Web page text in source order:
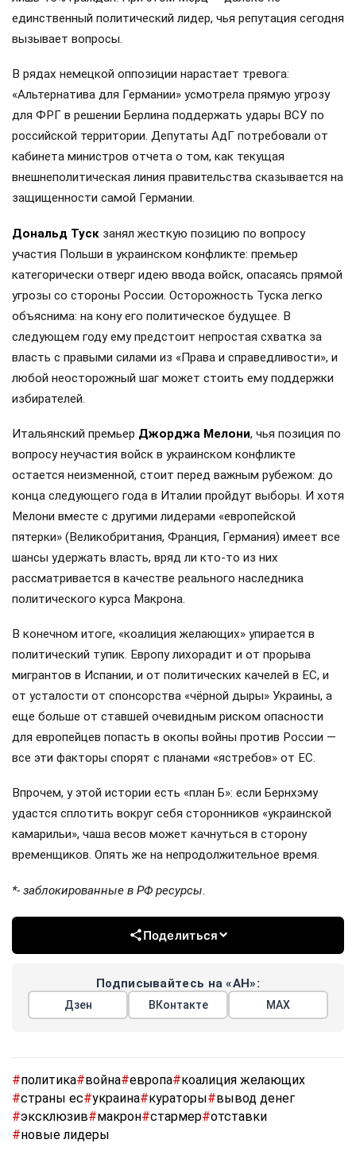
единственный политический лидер, чья репутация сегодня
вызывает вопросы.
В рядах немецкой оппозиции нарастает тревога:
«Альтернатива для Германии» усмотрела прямую угрозу
для ФРГ в решении Берлина поддержать удары ВСУ по
российской территории. Депутаты АдГ потребовали от
кабинета министров отчета о том, как текущая
внешнеполитическая линия правительства сказывается на
защищенности самой Германии.
Дональд Туск занял жесткую позицию по вопросу
участия Польши в украинском конфликте: премьер
категорически отверг идею ввода войск, опасаясь прямой
угрозы со стороны России. Осторожность Туска легко
объяснима: на кону его политическое будущее. В
следующем году ему предстоит непростая схватка за
власть с правыми силами из «Права и справедливости», и
любой неосторожный шаг может стоить ему поддержки
избирателей.
Итальянский премьер Джорджа Мелони, чья позиция по
вопросу неучастия войск в украинском конфликте
остается неизменной, стоит перед важным рубежом: до
конца следующего года в Италии пройдут выборы. И хотя
Мелони вместе с другими лидерами «европейской
пятерки» (Великобритания, Франция, Германия) имеет все
шансы удержать власть, вряд ли кто-то из них
рассматривается в качестве реального наследника
политического курса Макрона.
В конечном итоге, «коалиция желающих» упирается в
политический тупик. Европу лихорадит и от прорыва
мигрантов в Испании, и от политических качелей в ЕС, и
от усталости от спонсорства «чёрной дыры» Украины, а
еще больше от ставшей очевидным риском опасности
для европейцев попасть в окопы войны против России —
все эти факторы спорят с планами «ястребов» от ЕС.
Впрочем, у этой истории есть «план Б»: если Бернхэму
удастся сплотить вокруг себя сторонников «украинской
камарильи», чаша весов может качнуться в сторону
временщиков. Опять же на непродолжительное время.
*- заблокированные в РФ ресурсы.
Поделиться
Подписывайтесь на «АН»:
Дзен ВКонтакте МАХ
#политика#война#европа#коалиция желающих
#страны ес#украина#кураторы#вывод денег
#эксклюзив#макрон#стармер#отставки
#новые лидеры